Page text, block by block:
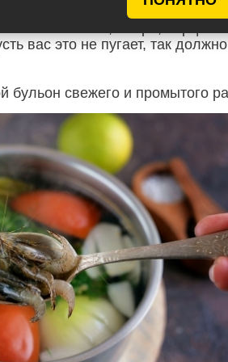
на вкус, он будет немного
счет чеснока, лавра, перцев и
вас это не пугает, так должно
свежего и промытого